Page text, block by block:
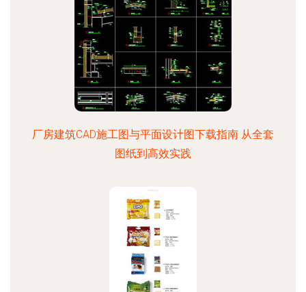
厂房建筑CAD施工图与平面设计图下载指南 从全套
图纸到高效实践